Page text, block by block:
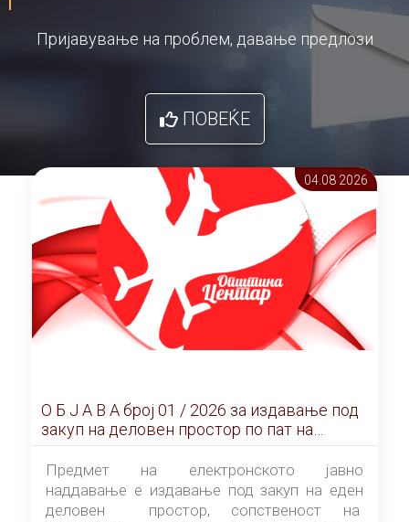
Пријавување на проблем, давање предлози
ПОВЕЌЕ
04.08 2026
О Б Ј А В А брoj 01 / 2026 за издавање под
закуп на деловен простор по пат на
ЕЛЕКТРОНСКО ЈАВНО НАДДАВАЊЕ
Предмет на електронското јавно
наддавање е издавање под закуп на еден
деловен простор, сопственост на